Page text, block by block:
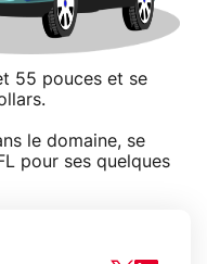
55 pouces et se
le domaine, se
pour ses quelques